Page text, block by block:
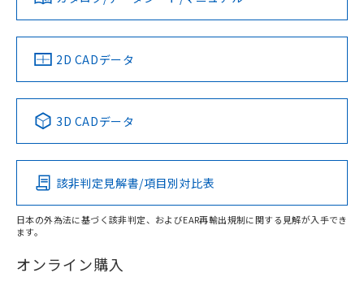
ソフトウェアの使用条件
中国 RoHS 注意事項・凡例
Pb Hg Cd Cr(VI)
O
在庫等で未対応品が混在する可能性があります。
2D CADデータ
3D CADデータ
該非判定見解書/項目別対比表
日本の外為法に基づく該非判定、およびEAR再輸出規制に関する見解が入手でき
ます。
オンライン購入